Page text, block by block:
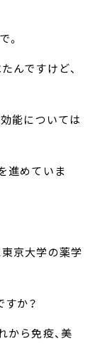
。
んですけど、
能については
進めていま
京大学の薬学
か？
から免疫、美